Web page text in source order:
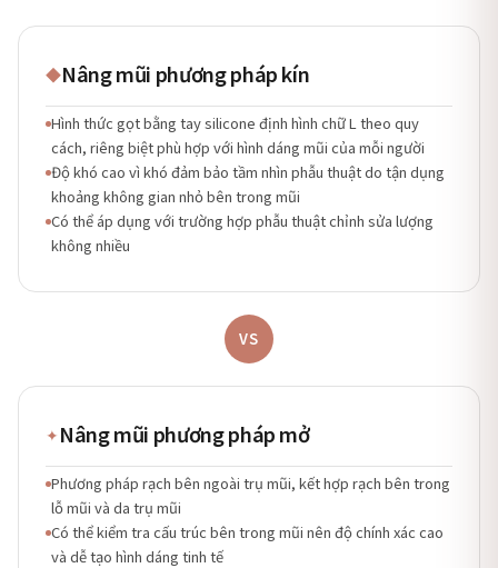
◆Nâng mũi phương pháp kín
Hình thức gọt bằng tay silicone định hình chữ L theo quy
cách, riêng biệt phù hợp với hình dáng mũi của mỗi người
Độ khó cao vì khó đảm bảo tầm nhìn phẫu thuật do tận dụng
khoảng không gian nhỏ bên trong mũi
Có thể áp dụng với trường hợp phẫu thuật chỉnh sửa lượng
không nhiều
VS
✦ Nâng mũi phương pháp mở
Phương pháp rạch bên ngoài trụ mũi, kết hợp rạch bên trong
lỗ mũi và da trụ mũi
Có thể kiểm tra cấu trúc bên trong mũi nên độ chính xác cao
và dễ tạo hình dáng tinh tế